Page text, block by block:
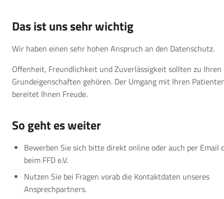
Das ist uns sehr wichtig
Wir haben einen sehr hohen Anspruch an den Datenschutz.
Offenheit, Freundlichkeit und Zuverlässigkeit sollten zu Ihren
Grundeigenschaften gehören. Der Umgang mit Ihren
bereitet Ihnen Freude.
So geht es weiter
Bewerben Sie sich bitte direkt online oder auch per Email
beim FFD e.V.
Nutzen Sie bei Fragen vorab die Kontaktdaten unseres
Ansprechpartners.